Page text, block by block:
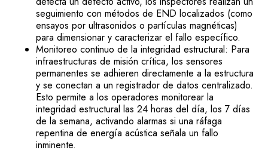
seguimiento con métodos de END localizados (como
ensayos por ultrasonidos o partículas magnéticas)
para dimensionar y caracterizar el fallo específico.
Monitoreo continuo de la integridad estructural: Para
infraestructuras de misión crítica, los sensores
permanentes se adhieren directamente a la estructura
y se conectan a un registrador de datos centralizado.
Esto permite a los operadores monitorear la
integridad estructural las 24 horas del día, los 7 días
de la semana, activando alarmas si una ráfaga
repentina de energía acústica señala un fallo
inminente.